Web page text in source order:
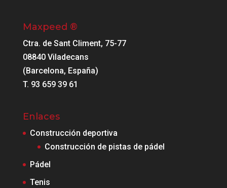
Maxpeed ®
Ctra. de Sant Climent, 75-77
08840 Viladecans
(Barcelona, España)
T. 93 659 39 61
Enlaces
Construcción deportiva
Construcción de pistas de pádel
Pádel
Tenis